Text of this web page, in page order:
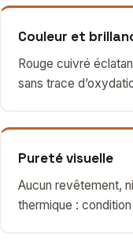
Couleur et
Rouge cuivré
sans trace
Pureté visuelle
Aucun revêtement,
thermique :